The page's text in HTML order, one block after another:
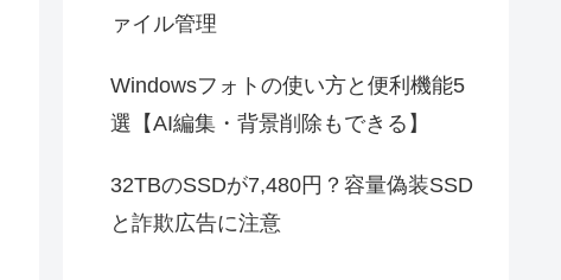
ァイル管理
Windowsフォトの使い方と便利機能5
選【AI編集・背景削除もできる】
32TBのSSDが7,480円？容量偽装SSD
と詐欺広告に注意